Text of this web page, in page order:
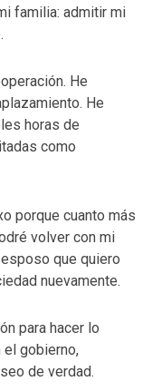
familia: admitir mi
He
He
horas de
como
porque cuanto más
volver con mi
que quiero
nuevamente.
para hacer lo
el gobierno,
de verdad.